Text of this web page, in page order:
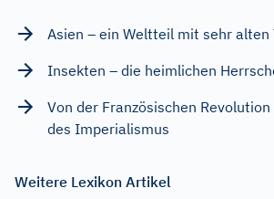
Asien – ein Weltteil mit sehr alten
Insekten – die heimlichen
Von der Französischen
des Imperialismus
Weitere Lexikon Artikel